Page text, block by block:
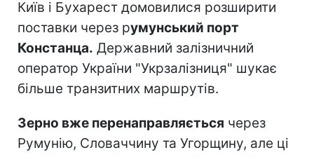
Київ і Бухарест домовилися розширити
поставки через румунський порт
Констанца. Державний залізничний
оператор України "Укрзалізниця" шукає
більше транзитних маршрутів.
Зерно вже перенаправляється через
Румунію, Словаччину та Угорщину, але ці